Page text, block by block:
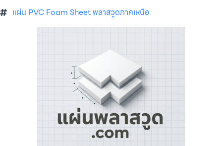
แผ่น PVC Foam Sheet พลาสวูดภาคเหนือ